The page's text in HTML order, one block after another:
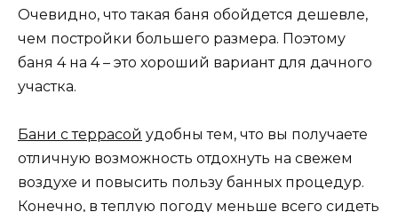
Очевидно, что такая баня обойдется дешевле,
чем постройки большего размера. Поэтому
баня 4 на 4 – это хороший вариант для дачного
участка.
Бани с террасой удобны тем, что вы получаете
отличную возможность отдохнуть на свежем
воздухе и повысить пользу банных процедур.
Конечно, в теплую погоду меньше всего сидеть